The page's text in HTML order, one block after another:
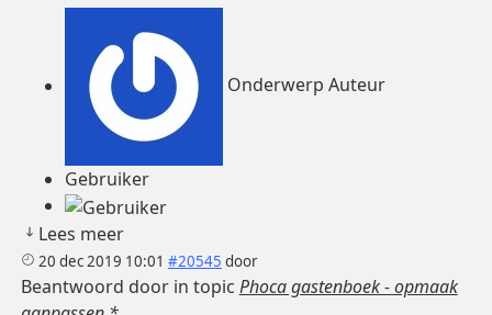
Onderwerp Auteur
Gebruiker
Lees meer
20 dec 2019 10:01 #20545 door
Beantwoord door in topic Phoca gastenboek - opmaak